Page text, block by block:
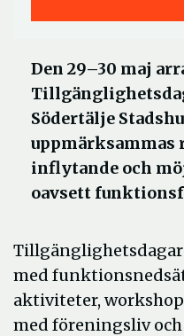
Den 29–30 maj
Södertälje
inflytande och
oavsett
med
aktiviteter,
med föreningsliv